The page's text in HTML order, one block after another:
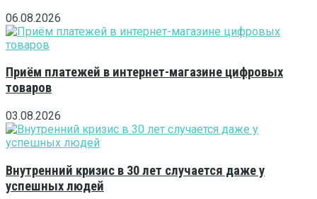
06.08.2026
Приём платежей в интернет-магазине цифровых
товаров
03.08.2026
Внутренний кризис в 30 лет случается даже у
успешных людей